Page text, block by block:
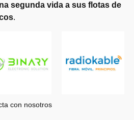
segunda vida a sus flotas de
.
con nosotros